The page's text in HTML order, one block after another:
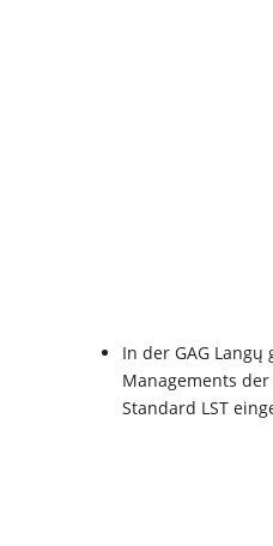
In der GAG Langų
Managements
Standard LST